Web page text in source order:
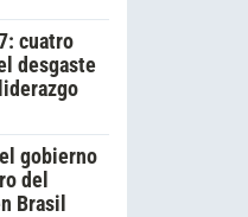
cuatro
desgaste
gobierno
del
Brasil